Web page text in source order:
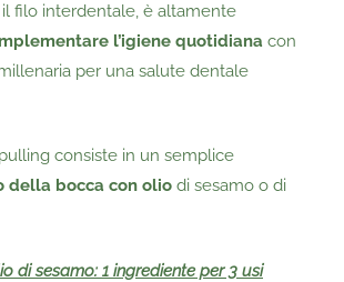
filo interdentale, è altamente
l’igiene quotidiana con
per una salute dentale
pulling consiste in un semplice
della bocca con olio di sesamo o di
di sesamo: 1 ingrediente per 3 usi